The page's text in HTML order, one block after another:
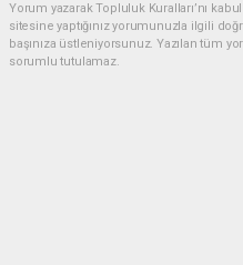
Yorum yazarak Topluluk Kuralları’nı
sitesine yaptığınız yorumunuzla ilgili
başınıza üstleniyorsunuz. Yazılan tüm
sorumlu tutulamaz.